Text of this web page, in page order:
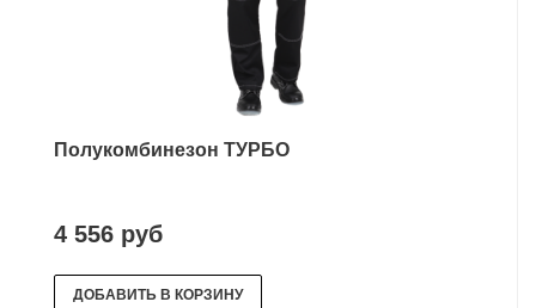
Полукомбинезон ТУРБО
4 556 руб
ДОБАВИТЬ В КОРЗИНУ